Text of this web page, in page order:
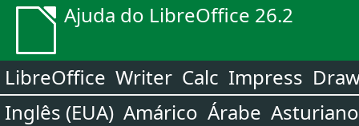
Ajuda do LibreOffice 26.2
LibreOffice Writer Calc Impress
Inglês (EUA) Amárico Árabe Asturiano